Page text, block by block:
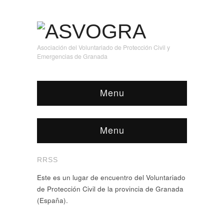
Asociación del Voluntariado de Protección Civil y
Emergencias de Granada
Menu
Menu
RRSS
Este es un lugar de encuentro del Voluntariado
de Protección Civil de la provincia de Granada
(España).